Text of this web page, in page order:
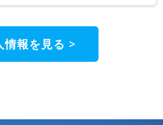
情報を見る >